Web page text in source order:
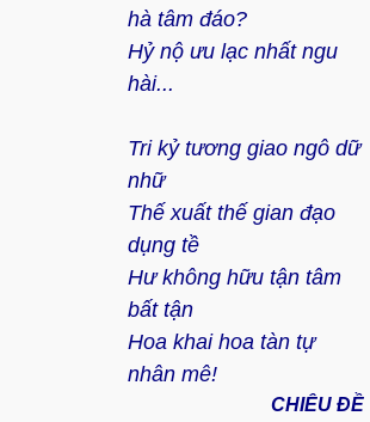
hà tâm đáo?
Hỷ nộ ưu lạc nhất ngu
hài...
Tri kỷ tương giao ngô dữ
nhữ
Thế xuất thế gian đạo
dụng tề
Hư không hữu tận tâm
bất tận
Hoa khai hoa tàn tự
nhân mê!
CHIÊU ĐỀ